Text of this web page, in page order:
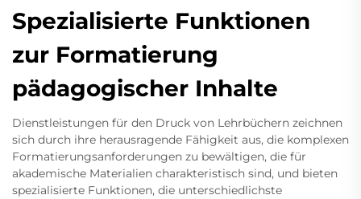
Spezialisierte Funktionen
zur Formatierung
pädagogischer Inhalte
Dienstleistungen für den Druck von Lehrbüchern zeichnen
sich durch ihre herausragende Fähigkeit aus, die komplexen
Formatierungsanforderungen zu bewältigen, die für
akademische Materialien charakteristisch sind, und bieten
spezialisierte Funktionen, die unterschiedlichste